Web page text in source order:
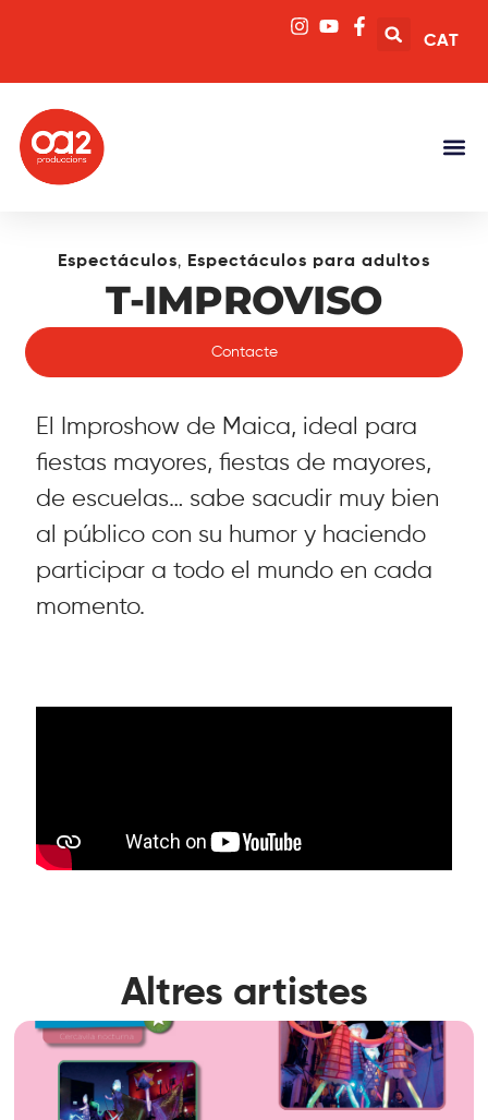
CAT
Espectáculos, Espectáculos para adultos
T-IMPROVISO
Contacte
El Improshow de Maica, ideal para
fiestas mayores, fiestas de mayores,
de escuelas… sabe sacudir muy bien
al público con su humor y haciendo
participar a todo el mundo en cada
momento.
Altres artistes